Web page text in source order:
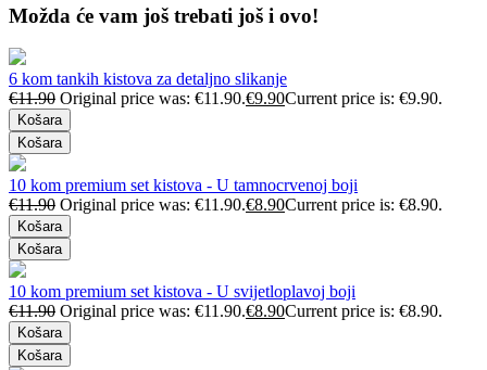
Možda će vam još trebati još i ovo!
6 kom tankih kistova za detaljno slikanje
€11.90 Original price was: €11.90.€9.90Current price is: €9.90.
Košara
Košara
10 kom premium set kistova - U tamnocrvenoj boji
€11.90 Original price was: €11.90.€8.90Current price is: €8.90.
Košara
Košara
10 kom premium set kistova - U svijetloplavoj boji
€11.90 Original price was: €11.90.€8.90Current price is: €8.90.
Košara
Košara